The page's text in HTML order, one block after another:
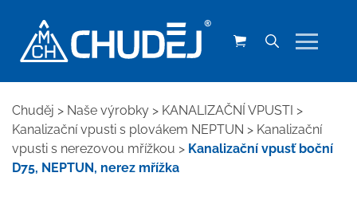
Chuděj > Naše výrobky > KANALIZAČNÍ VPUSTI >
Kanalizační vpusti s plovákem NEPTUN > Kanalizační
vpusti s nerezovou mřížkou > Kanalizační vpusť boční
D75, NEPTUN, nerez mřížka